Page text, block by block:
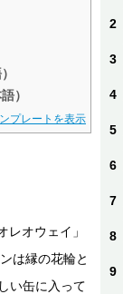
）
プレートを表示
レオウェイ」
は縁の花輪と
い缶に入って
2
3
4
5
6
7
8
9